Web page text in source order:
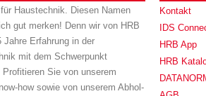
Haustechnik. Diesen Namen
gut merken! Denn wir von HRB
Jahre Erfahrung in der
mit dem Schwerpunkt
Profitieren Sie von unserem
how sowie von unserem Abhol-
Kontakt
IDS
HRB App
HRB